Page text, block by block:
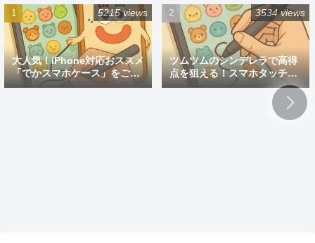
大人気！iPhone対応おススメ
「でかスマホケース」をご紹
介
5215 views
ツムツムのシンデレラで高得
点を狙える！スマホタッチペ
ン
3534 views